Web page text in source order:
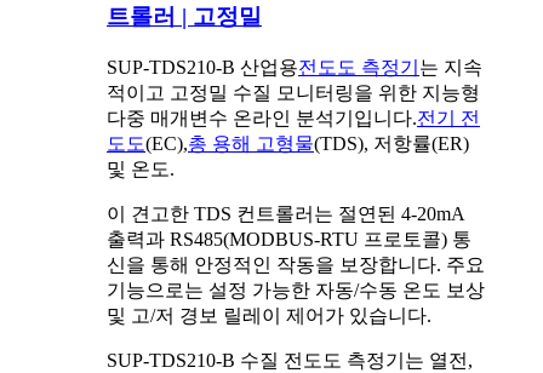
트롤러 | 고정밀
SUP-TDS210-B 산업용전도도 측정기 는 지속
적이고 고정밀 수질 모니터링을 위한 지능형
다중 매개변수 온라인 분석기입니다.전기 전
도도(EC),총 용해 고형물(TDS), 저항률(ER)
및 온도.
이 견고한 TDS 컨트롤러는 절연된 4-20mA
출력과 RS485(MODBUS-RTU 프로토콜) 통
신을 통해 안정적인 작동을 보장합니다. 주요
기능으로는 설정 가능한 자동/수동 온도 보상
및 고/저 경보 릴레이 제어가 있습니다.
SUP-TDS210-B 수질 전도도 측정기는 열전,